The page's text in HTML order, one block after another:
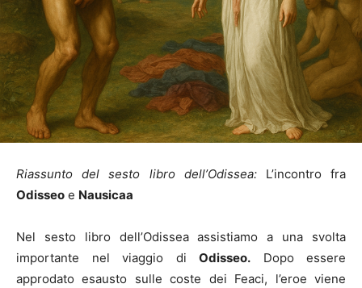
Riassunto del sesto libro dell’Odissea: L’incontro fra
Odisseo e Nausicaa
Nel sesto libro dell’Odissea assistiamo a una svolta
importante nel viaggio di Odisseo. Dopo essere
approdato esausto sulle coste dei Feaci, l’eroe viene